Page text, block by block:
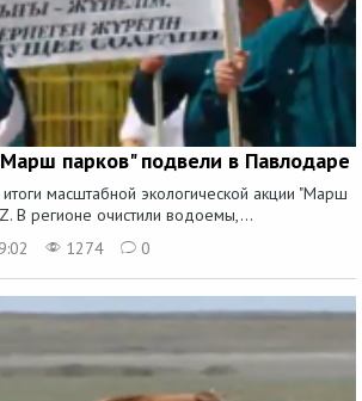
парков" подвели в Павлодаре
масштабной экологической акции "Марш
В регионе очистили водоемы,...
1274 0